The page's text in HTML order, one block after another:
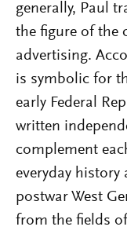
generally, Paul
the figure of the
advertising.
is symbolic for
early Federal
written
complement
everyday
postwar West
from the fields